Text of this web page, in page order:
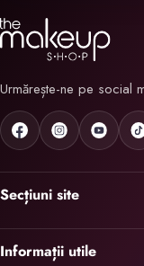
Urmărește-ne pe social
Secțiuni site
Informații utile